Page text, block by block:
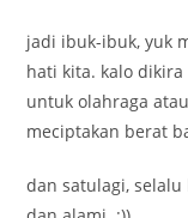
jadi ibuk-ibuk, yuk
hati kita. kalo dikira
untuk olahraga
meciptakan berat
dan satulagi,